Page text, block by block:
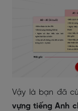
Vậy là bạn đã
vựng tiếng Anh